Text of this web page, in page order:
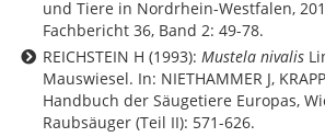
und Tiere in Nordrhein-Westfalen,
Fachbericht 36, Band 2: 49-78.
REICHSTEIN H (1993): Mustela nivalis
Mauswiesel. In: NIETHAMMER J,
Handbuch der Säugetiere Europas,
Raubsäuger (Teil II): 571-626.